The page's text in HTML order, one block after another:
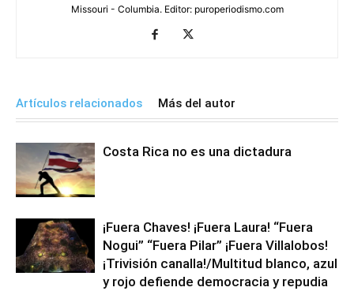
Missouri - Columbia. Editor: puroperiodismo.com
Artículos relacionados Más del autor
Costa Rica no es una dictadura
¡Fuera Chaves! ¡Fuera Laura! “Fuera
Nogui” “Fuera Pilar” ¡Fuera Villalobos!
¡Trivisión canalla!/Multitud blanco, azul
y rojo defiende democracia y repudia